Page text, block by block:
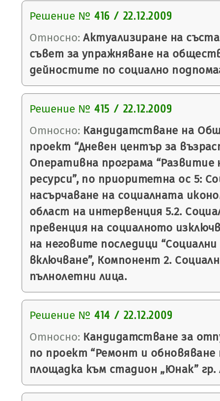
Решение № 416 / 22.12.2009
Относно: Актуализиране на
съвет за упражняване на
дейностите по социално
Решение № 415 / 22.12.2009
Относно: Кандидатстване на
проект “Дневен център за
Оперативна програма
ресурси”, по приоритетна ос 5:
насърчаване на социалната
област на интервенция 5.2.
превенция на социалното
на неговите последици “Социални
включване”, Компонент 2.
пълнолетни лица.
Решение № 414 / 22.12.2009
Относно: Кандидатстване за
по проект “Ремонт и обновяване
площадка към стадион „Юнак” гр.